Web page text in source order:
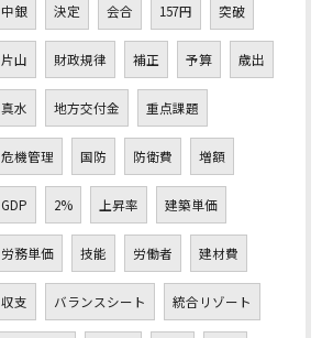
中銀 決定 会合 157円 突破
片山 財政規律 補正 予算 歳出
真水 地方交付金 重点課題
危機管理 国防 防衛費 増額
GDP 2% 上昇率 建築単価
労務単価 技能 労働者 建材費
収支 バランスシート 統合リゾート